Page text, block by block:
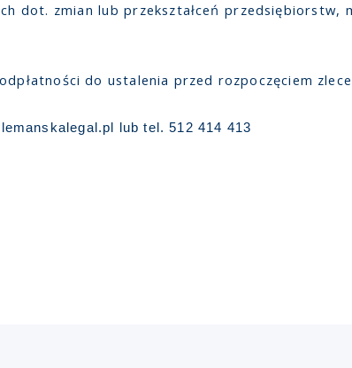
dot. zmian lub przekształceń
do ustalenia przed rozpoczęciem
lub tel. 512 414 413